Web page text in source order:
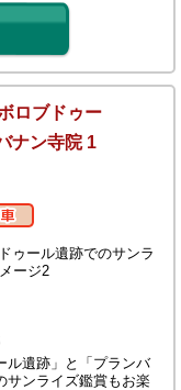
ロブドゥー
ナン寺院 1
ル遺跡」と「プランバ
サンライズ鑑賞もお楽